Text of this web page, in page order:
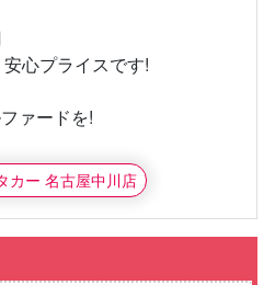
心プライスです!
ァードを!
カー 名古屋中川店